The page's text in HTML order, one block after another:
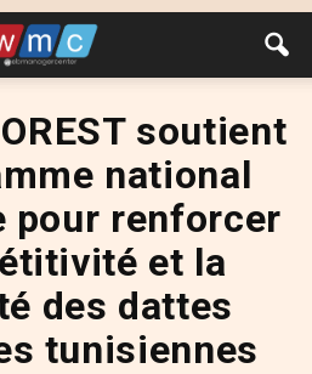
soutient
national
pour renforcer
et la
des dattes
tunisiennes